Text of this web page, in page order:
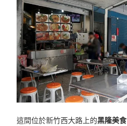
這間位於新竹西大路上的黑隆美食